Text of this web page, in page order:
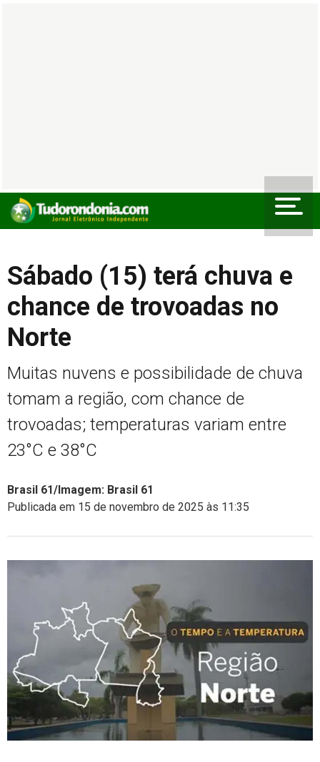
Sábado (15) terá chuva e
chance de trovoadas no
Norte
Muitas nuvens e possibilidade de chuva
tomam a região, com chance de
trovoadas; temperaturas variam entre
23°C e 38°C
Brasil 61/Imagem: Brasil 61
Publicada em 15 de novembro de 2025 às 11:35